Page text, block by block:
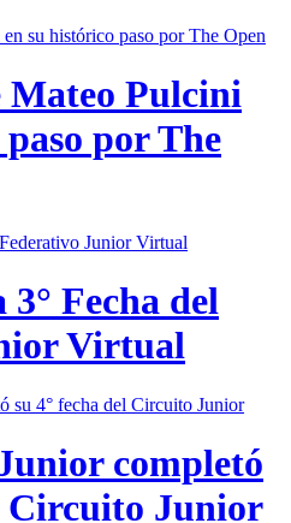
Mateo Pulcini
por The
Fecha del
Virtual
completó
Circuito Junior